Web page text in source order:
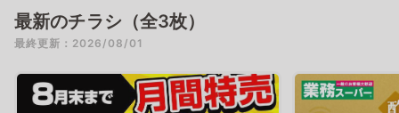
最新のチラシ（全3枚）
最終更新：2026/08/01